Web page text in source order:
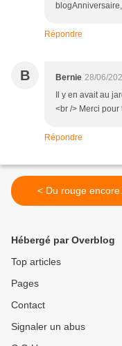
Répondre
B Bernie 28/06/
Il y en avait au
<br /> Merci pour
Répondre
< Du rouge
Hébergé par Overblog
Top articles
Pages
Contact
Signaler un abus